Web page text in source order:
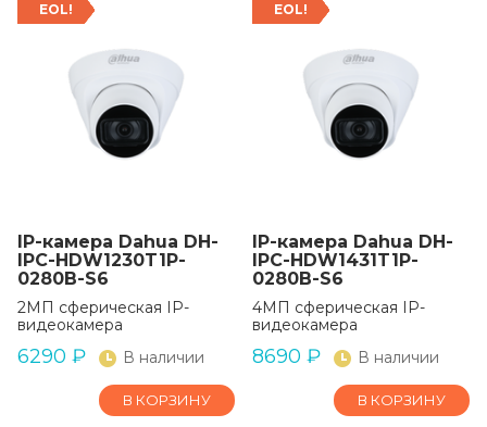
EOL!
IP-камера Dahua DH-
IPC-HDW1230T1P-
0280B-S6
2МП сферическая IP-
видеокамера
6290 ₽ В наличии
В КОРЗИНУ
EOL!
IP-камера Dahua DH-
IPC-HDW1431T1P-
0280B-S6
4МП сферическая IP-
видеокамера
8690 ₽ В наличии
В КОРЗИНУ